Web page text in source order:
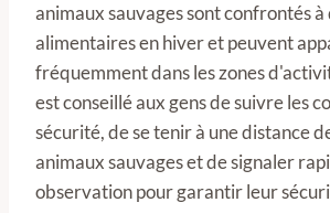
animaux sauvages sont confrontés à
alimentaires en hiver et peuvent
fréquemment dans les zones
est conseillé aux gens de suivre les
sécurité, de se tenir à une distance
animaux sauvages et de signaler
observation pour garantir leur